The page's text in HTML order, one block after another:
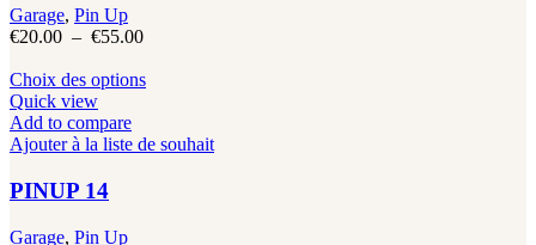
sur
la
du
produit
Garage, Pin Up
€20.00 – €55.00Plage
prix :
€55.00
Choix des optionsCe
plusieurs
Quick view
Add to compare
Ajouter à la liste de souhait
PINUP 14
Garage, Pin Up